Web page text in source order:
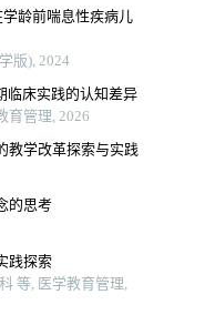
龄前喘息性疾病儿
版), 2024
临床实践的认知差异
育管理, 2026
教学改革探索与实践
的思考
践探索
等, 医学教育管理,